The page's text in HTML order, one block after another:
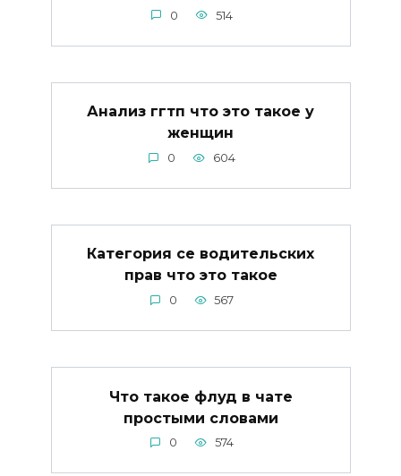
0 514
Анализ ггтп что это такое у
женщин
0 604
Категория се водительских
прав что это такое
0 567
Что такое флуд в чате
простыми словами
0 574